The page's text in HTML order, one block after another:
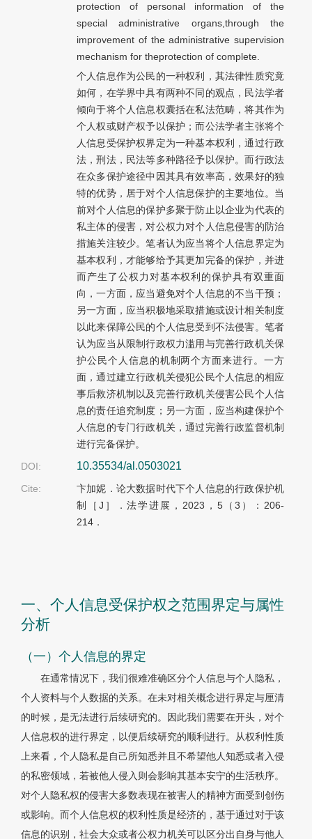
protection of personal information of the
special administrative organs,through the
improvement of the administrative supervision
mechanism for theprotection of complete.
个人信息作为公民的一种权利，其法律性质究竟
如何，在学界中具有两种不同的观点，民法学者
倾向于将个人信息权囊括在私法范畴，将其作为
个人权或财产权予以保护；而公法学者主张将个
人信息受保护权界定为一种基本权利，通过行政
法，刑法，民法等多种路径予以保护。而行政法
在众多保护途径中因其具有效率高，效果好的独
特的优势，居于对个人信息保护的主要地位。当
前对个人信息的保护多聚于防止以企业为代表的
私主体的侵害，对公权力对个人信息侵害的防治
措施关注较少。笔者认为应当将个人信息界定为
基本权利，才能够给予其更加完备的保护，并进
而产生了公权力对基本权利的保护具有双重面
向，一方面，应当避免对个人信息的不当干预；
另一方面，应当积极地采取措施或设计相关制度
以此来保障公民的个人信息受到不法侵害。笔者
认为应当从限制行政权力滥用与完善行政机关保
护公民个人信息的机制两个方面来进行。一方
面，通过建立行政机关侵犯公民个人信息的相应
事后救济机制以及完善行政机关侵害公民个人信
息的责任追究制度；另一方面，应当构建保护个
人信息的专门行政机关，通过完善行政监督机制
进行完备保护。
DOI:
10.35534/al.0503021
Cite:
卞加妮．论大数据时代下个人信息的行政保护机
制［J］．法学进展，2023，5（3）：206-
214．
一、个人信息受保护权之范围界定与属性
分析
（一）个人信息的界定
在通常情况下，我们很难准确区分个人信息与个人隐私，
个人资料与个人数据的关系。在未对相关概念进行界定与厘清
的时候，是无法进行后续研究的。因此我们需要在开头，对个
人信息权的进行界定，以便后续研究的顺利进行。从权利性质
上来看，个人隐私是自己所知悉并且不希望他人知悉或者入侵
的私密领域，若被他人侵入则会影响其基本安宁的生活秩序。
对个人隐私权的侵害大多数表现在被害人的精神方面受到创伤
或影响。而个人信息权的权利性质是经济的，基于通过对于该
信息的识别，社会大众或者公权力机关可以区分出自身与他人